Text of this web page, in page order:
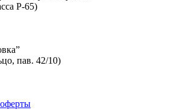
P-65)
пав. 42/10)